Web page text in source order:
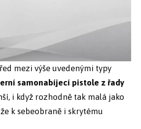
mezi výše uvedenými typy
samonabíjecí pistole z řady
i když rozhodně tak malá jako
k sebeobraně i skrytému